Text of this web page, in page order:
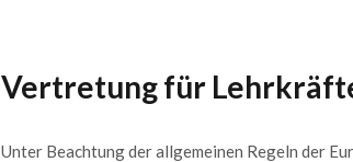
Vertretung für
Unter Beachtung der allgemeinen Regeln der